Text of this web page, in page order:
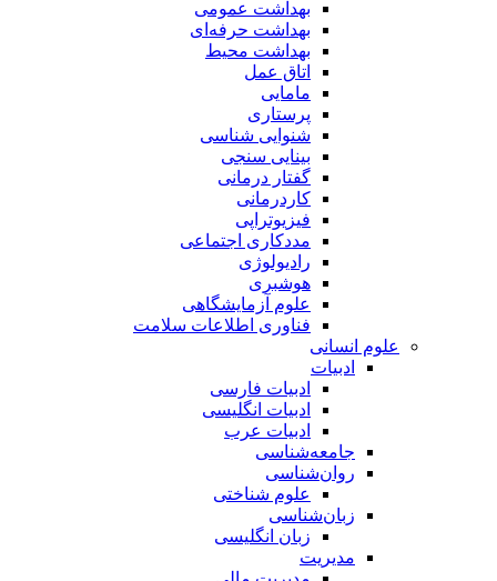
بهداشت عمومی
بهداشت حرفه‌ای
بهداشت محیط
اتاق عمل
مامایی
پرستاری
شنوایی شناسی
بینایی سنجی
گفتار درمانی
کاردرمانی
فیزیوتراپی
مددکاری اجتماعی
رادیولوژی
هوشبری
علوم آزمایشگاهی
فناوری اطلاعات سلامت
علوم انسانی
ادبیات
ادبیات فارسی
ادبیات انگلیسی
ادبیات عرب
جامعه‌شناسی
روان‌شناسی
علوم شناختی
زبان‌شناسی
زبان انگلیسی
مدیریت